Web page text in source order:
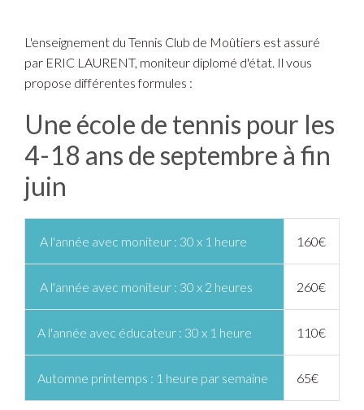
L'enseignement du Tennis Club de Moûtiers est assuré
par ERIC LAURENT, moniteur diplomé d'état. Il vous
propose différentes formules :
Une école de tennis pour les
4-18 ans de septembre à fin
juin
A l'année avec moniteur : 30 x 1 heure 160€
A l'année avec moniteur : 30 x 2 heures 260€
A l'année avec éducateur : 30 x 1 heure 110€
Automne printemps : 1 heure par semaine 65€